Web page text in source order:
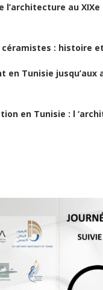
l’architecture au
: histoire
Tunisie jusqu’aux
en Tunisie : l